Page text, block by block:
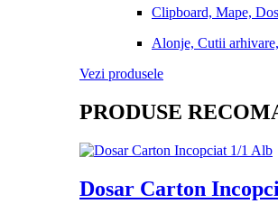
Clipboard, Mape,
Alonje, Cutii
Vezi produsele
PRODUSE
Dosar Carton